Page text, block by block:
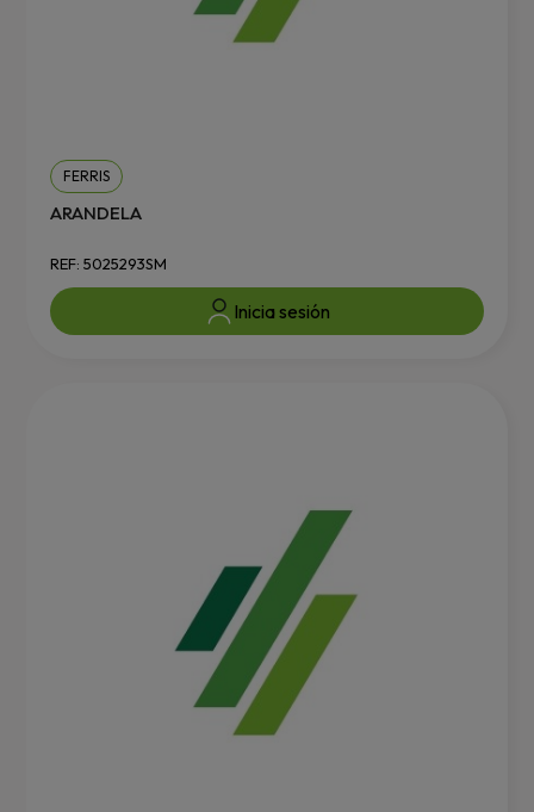
FERRIS
ARANDELA
REF: 5025293SM
Inicia sesión